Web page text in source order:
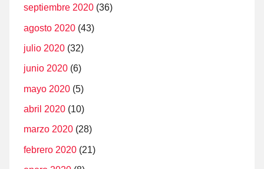
septiembre 2020 (36)
agosto 2020 (43)
julio 2020 (32)
junio 2020 (6)
mayo 2020 (5)
abril 2020 (10)
marzo 2020 (28)
febrero 2020 (21)